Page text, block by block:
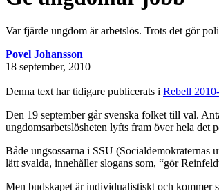
Var fjärde ungdom är arbetslös. Trots det gör
Povel Johansson
18 september, 2010
Denna text har tidigare publicerats i Rebell
Den 19 september går svenska folket till val.
ungdomsarbetslösheten lyfts fram över hela det
Både ungsossarna i SSU (Socialdemokraternas
lätt svalda, innehåller slogans som, “gör
Men budskapet är individualistiskt och kommer